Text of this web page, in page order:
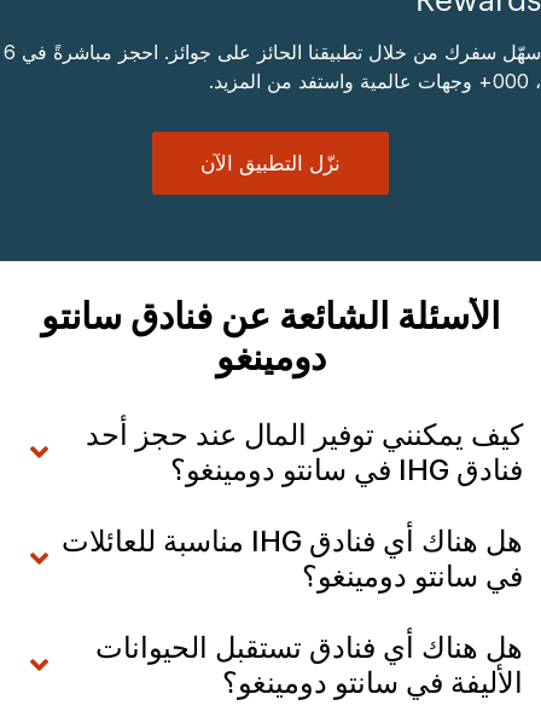
سهّل سفرك من خلال تطبيقنا الحائز على جوائز. احجز مباشرةً في 6
، 000+ وجهات عالمية واستفد من المزيد.
نزّل التطبيق الآن
الأسئلة الشائعة عن فنادق سانتو
دومينغو
كيف يمكنني توفير المال عند حجز أحد
فنادق IHG في سانتو دومينغو؟
هل هناك أي فنادق IHG مناسبة للعائلات
في سانتو دومينغو؟
هل هناك أي فنادق تستقبل الحيوانات
الأليفة في سانتو دومينغو؟